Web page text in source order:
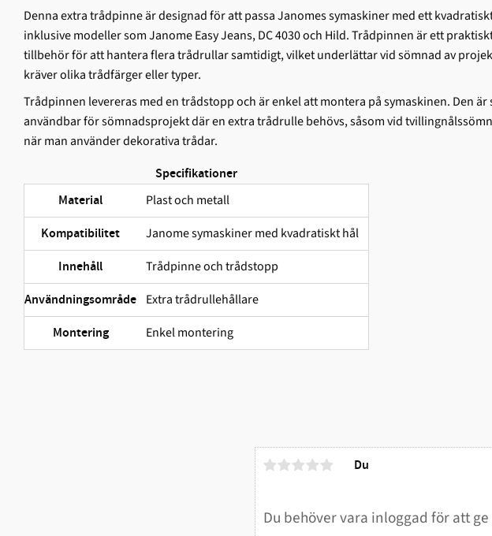
Denna extra trådpinne är designad för att passa Janomes symaskiner med ett
inklusive modeller som Janome Easy Jeans, DC 4030 och Hild. Trådpinnen är ett
tillbehör för att hantera flera trådrullar samtidigt, vilket underlättar vid sömnad av
kräver olika trådfärger eller typer.
Trådpinnen levereras med en trådstopp och är enkel att montera på symaskinen. Den är
användbar för sömnadsprojekt där en extra trådrulle behövs, såsom vid
när man använder dekorativa trådar.
Specifikationer
Material
Plast och metall
Kompatibilitet Janome symaskiner med kvadratiskt hål
Innehåll Trådpinne och trådstopp
Användningsområde Extra trådrullehållare
Montering Enkel montering
Du